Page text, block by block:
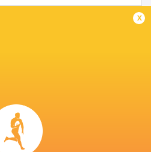
25 28
Sat, Jun 6
Stadium, Gerland
x